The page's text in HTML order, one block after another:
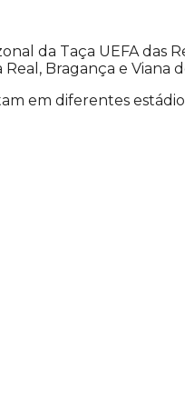
da Taça UEFA das
Bragança e Viana
em diferentes